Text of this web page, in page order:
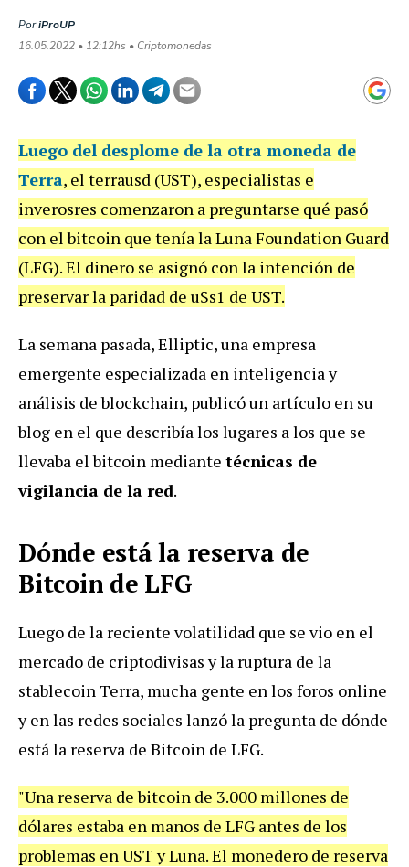
PoriProUP
16.05.2022 • 12:12hs • Criptomonedas
Luego del desplome de la otra moneda de
Terra, el terrausd (UST), especialistas e
inverosres comenzaron a preguntarse qué pasó
con el bitcoin que tenía la Luna Foundation Guard
(LFG). El dinero se asignó con la intención de
preservar la paridad de u$s1 de UST.
La semana pasada, Elliptic, una empresa
emergente especializada en inteligencia y
análisis de blockchain, publicó un artículo en su
blog en el que describía los lugares a los que se
llevaba el bitcoin mediante técnicas de
vigilancia de la red.
Dónde está la reserva de
Bitcoin de LFG
Luego de la reciente volatilidad que se vio en el
mercado de criptodivisas y la ruptura de la
stablecoin Terra, mucha gente en los foros online
y en las redes sociales lanzó la pregunta de dónde
está la reserva de Bitcoin de LFG.
"Una reserva de bitcoin de 3.000 millones de
dólares estaba en manos de LFG antes de los
problemas en UST y Luna. El monedero de reserva